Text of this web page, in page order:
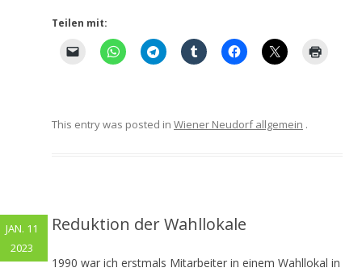
Teilen mit:
This entry was posted in Wiener Neudorf allgemein .
Reduktion der Wahllokale
1990 war ich erstmals Mitarbeiter in einem Wahllokal in
JAN. 11
2023